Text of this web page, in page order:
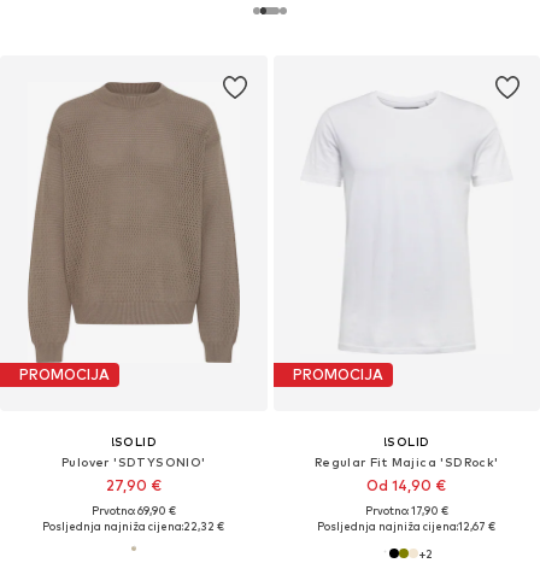
PROMOCIJA
!SOLID
Pulover 'SDTYSONIO'
27,90 €
Prvotno: 69,90 €
Posljednja najniža cijena:22,32 €
PROMOCIJA
!SOLID
Regular Fit Majica 'SDRock'
Od 14,90 €
Prvotno: 17,90 €
Posljednja najniža cijena:12,67 €
+2